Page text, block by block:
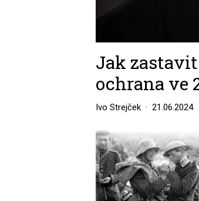
Jak
ochrana ve
Ivo Strejček 21.06.2024
Image